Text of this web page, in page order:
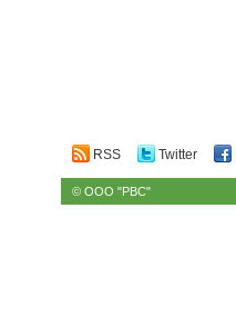
RSS Twitter
© ООО "РВС"